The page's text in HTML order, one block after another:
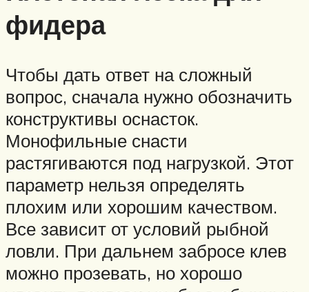
фидера
Чтобы дать ответ на сложный
вопрос, сначала нужно обозначить
конструктивы оснасток.
Монофильные снасти
растягиваются под нагрузкой. Этот
параметр нельзя определять
плохим или хорошим качеством.
Все зависит от условий рыбной
ловли. При дальнем забросе клев
можно прозевать, но хорошо